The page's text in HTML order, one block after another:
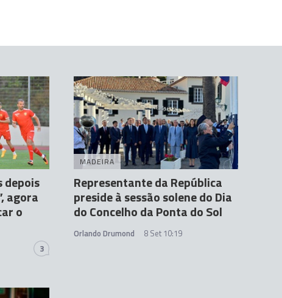
depois
agora
o
3
MADEIRA
Representante da República
preside à sessão solene do Dia
do Concelho da Ponta do Sol
Orlando Drumond 8 Set 10:19